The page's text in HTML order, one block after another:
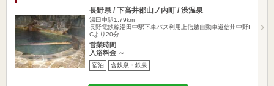
長野県 / 下高井郡山ノ内町 / 渋温泉
湯田中駅1.79km
長野電鉄線湯田中駅下車バス利用上信越自動車道信州中野I
Cより20分
営業時間
入浴料金 ～
宿泊 含鉄泉・鉄泉